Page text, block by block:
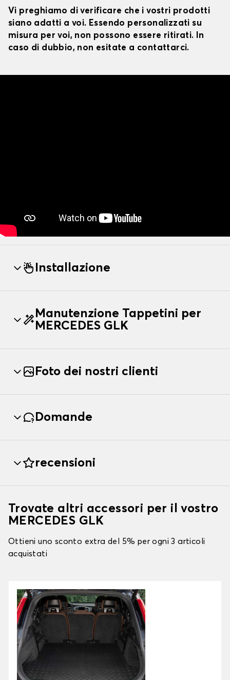
Vi preghiamo di verificare che i vostri prodotti
siano adatti a voi. Essendo personalizzati su
misura per voi, non possono essere ritirati. In
caso di dubbio, non esitate a contattarci.
Installazione
Manutenzione Tappetini per
MERCEDES GLK
Foto dei nostri clienti
Domande
recensioni
Trovate altri accessori per il vostro
MERCEDES GLK
Ottieni uno sconto extra del 5% per ogni 3 articoli
acquistati